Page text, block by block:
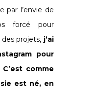
par l’envie de
forcé pour
projets, j’ai
pour
comme
est né, en